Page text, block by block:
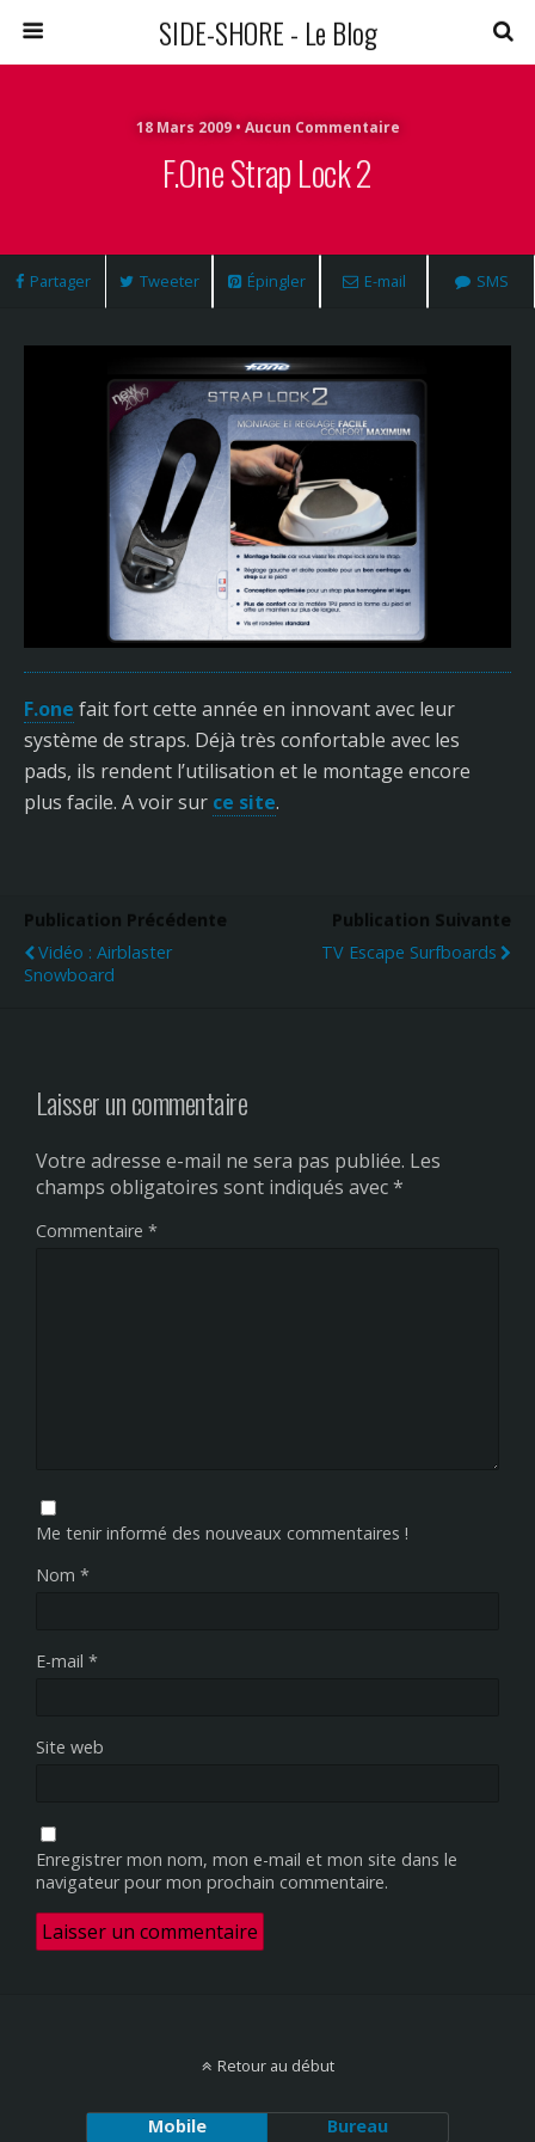
SIDE-SHORE - Le Blog
18 Mars 2009 • Aucun Commentaire
F.one Strap Lock 2
Partager Tweeter Épingler E-mail SMS
F.one fait fort cette année en innovant avec leur
système de straps. Déjà très confortable avec les
pads, ils rendent l’utilisation et le montage encore
plus facile. A voir sur ce site.
Publication Précédente
Vidéo : Airblaster
Snowboard
Publication Suivante
TV Escape Surfboards
Laisser un commentaire
Votre adresse e-mail ne sera pas publiée. Les
champs obligatoires sont indiqués avec*
Commentaire *
Me tenir informé des nouveaux commentaires !
Nom *
E-mail *
Site web
Enregistrer mon nom, mon e-mail et mon site dans le
navigateur pour mon prochain commentaire.
Retour au début
Mobile Bureau